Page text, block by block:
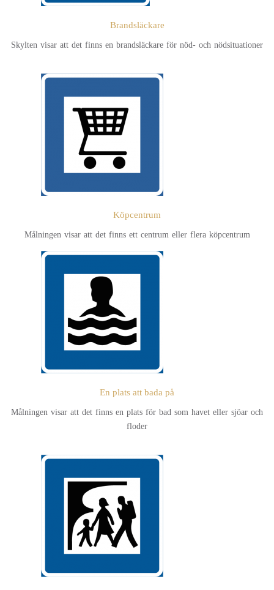
Brandsläckare
Skylten visar att det finns en brandsläckare för nöd- och nödsituationer
Köpcentrum
Målningen visar att det finns ett centrum eller flera köpcentrum
En plats att bada på
Målningen visar att det finns en plats för bad som havet eller sjöar och
floder